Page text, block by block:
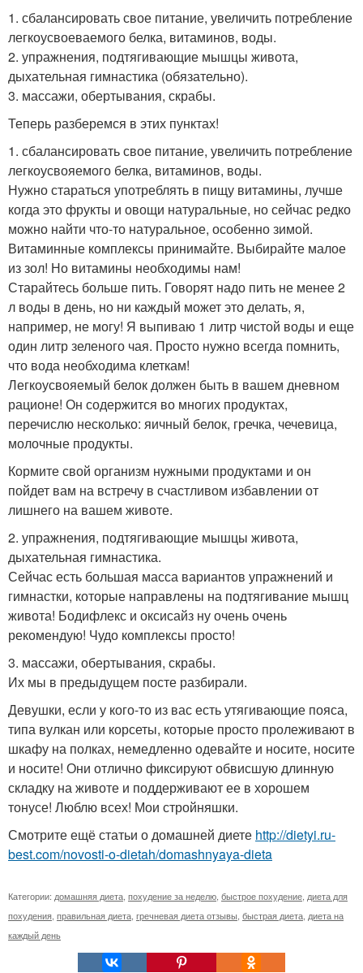
1. сбалансировать свое питание, увеличить потребление
легкоусвоеваемого белка, витаминов, воды.
2. упражнения, подтягивающие мышцы живота,
дыхательная гимнастика (обязательно).
3. массажи, обертывания, скрабы.
Теперь разберемся в этих пунктах!
1. сбалансировать свое питание, увеличить потребление
легкоусвояемого белка, витаминов, воды.
Нужно стараться употреблять в пищу витамины, лучше
когда это фрукты и овощи натуральные, но сейчас редко
можно найти что-то натуральное, особенно зимой.
Витаминные комплексы принимайте. Выбирайте малое
из зол! Но витамины необходимы нам!
Старайтесь больше пить. Говорят надо пить не менее 2
л воды в день, но ни каждый может это делать, я,
например, не могу! Я выпиваю 1 литр чистой воды и еще
один литр зеленого чая. Просто нужно всегда помнить,
что вода необходима клеткам!
Легкоусвояемый белок должен быть в вашем дневном
рационе! Он содержится во многих продуктах,
перечислю несколько: яичный белок, гречка, чечевица,
молочные продукты.
Кормите свой организм нужными продуктами и он
пойдет вам на встречу в счастливом избавлении от
лишнего на вашем животе.
2. упражнения, подтягивающие мышцы живота,
дыхательная гимнастика.
Сейчас есть большая масса вариантов упражнений и
гимнастки, которые направлены на подтягивание мышц
живота! Бодифлекс и оксисайз ну очень очень
рекомендую! Чудо комплексы просто!
3. массажи, обертывания, скрабы.
Их мы в предыдущем посте разбирали.
Девушки, если у кого-то из вас есть утягивающие пояса,
типа вулкан или корсеты, которые просто пролеживают в
шкафу на полках, немедленно одевайте и носите, носите
и носите! Они отлично фиксируют обвисшую длинную
складку на животе и поддерживают ее в хорошем
тонусе! Люблю всех! Мои стройняшки.
Смотрите ещё статьи о домашней диете http://dietyi.ru-
best.com/novosti-o-dietah/domashnyaya-dieta
Категории: домашняя диета похудение за неделю быстрое похудение диета для
похудения правильная диета гречневая диета отзывы быстрая диета диета на
каждый день